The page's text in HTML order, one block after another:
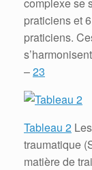
praticiens et
praticiens.
–23
Tableau 2
traumatique
matière de